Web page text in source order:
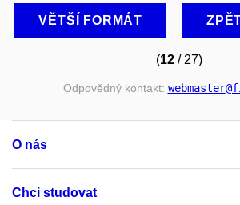
VĚTŠÍ FORMÁT
(12 / 27)
Odpovědný kontakt: webmaster
O nás
Chci studovat